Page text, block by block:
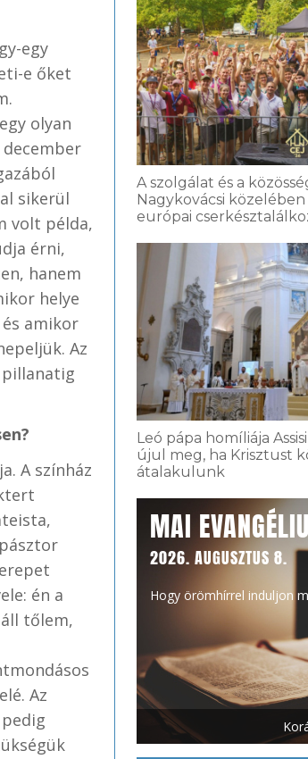
egy
e őket
olyan
sikerül
volt példa,
érni,
hanem
helye
amikor
Az
A színház
én a
tőlem,
Az
A szolgálat és a
Nagykovácsi
európai
Leó pápa homíliája
újul meg, ha Krisztust
átalakulunk
MAI
2026. AUGUSZTUS 8.
Hogy örömhírrel induljon